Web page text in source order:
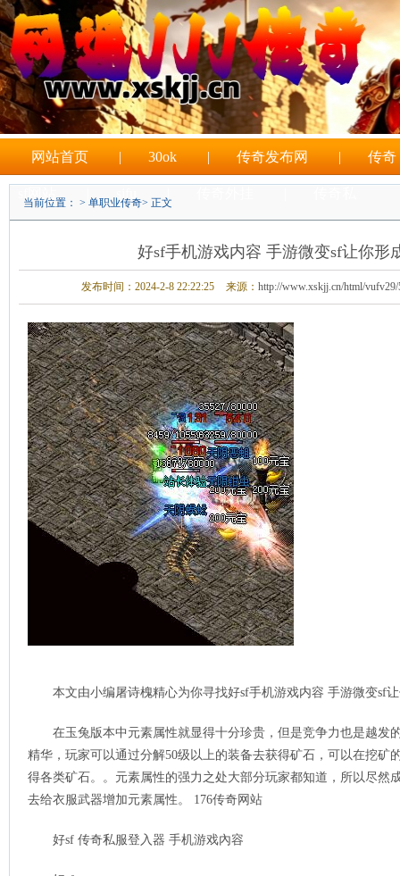
网站首页 | 30ok | 传奇发布网 | 传奇
当前位置： > 单职业传奇> 正文
好sf手机游戏内容 手游微变sf让你形
发布时间：2024-2-8 22:22:25 来源： http://www.xskjj.cn/html/vufv29/
本文由小编屠诗槐精心为你寻找好sf手机游戏内容 手游微变sf
在玉兔版本中元素属性就显得十分珍贵，但是竞争力也是越发
精华，玩家可以通过分解50级以上的装备去获得矿石，可以在挖矿
得各类矿石。。元素属性的强力之处大部分玩家都知道，所以尽然
去给衣服武器增加元素属性。 176传奇网站
好sf 传奇私服登入器 手机游戏內容